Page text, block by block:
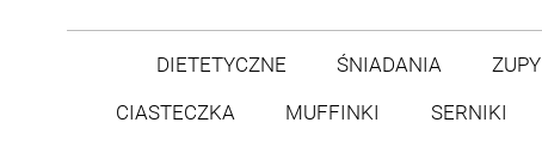
DIETETYCZNE ŚNIADANIA ZUPY
CIASTECZKA
MUFFINKI SERNIKI